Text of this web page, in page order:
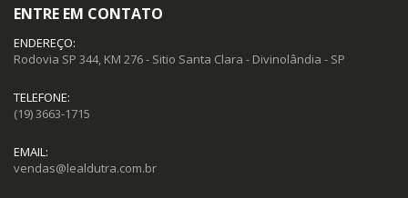
ENTRE EM CONTATO
ENDEREÇO:
Rodovia SP 344, KM 276 - Sitio Santa Clara - Divinolândia - SP
TELEFONE:
(19) 3663-1715
EMAIL:
vendas@lealdutra.com.br